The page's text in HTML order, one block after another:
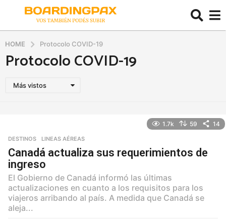
HOME Protocolo COVID-19
Protocolo COVID-19
Más vistos
1.7k 59 14
DESTINOS ,LINEAS AÉREAS
Canadá actualiza sus requerimientos de
ingreso
El Gobierno de Canadá informó las últimas
actualizaciones en cuanto a los requisitos para los
viajeros arribando al país. A medida que Canadá se
aleja...